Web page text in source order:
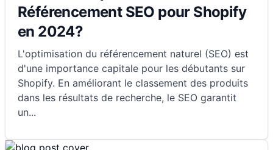
Référencement SEO pour Shopify
en 2024?
L'optimisation du référencement naturel (SEO) est
d'une importance capitale pour les débutants sur
Shopify. En améliorant le classement des produits
dans les résultats de recherche, le SEO garantit
un...